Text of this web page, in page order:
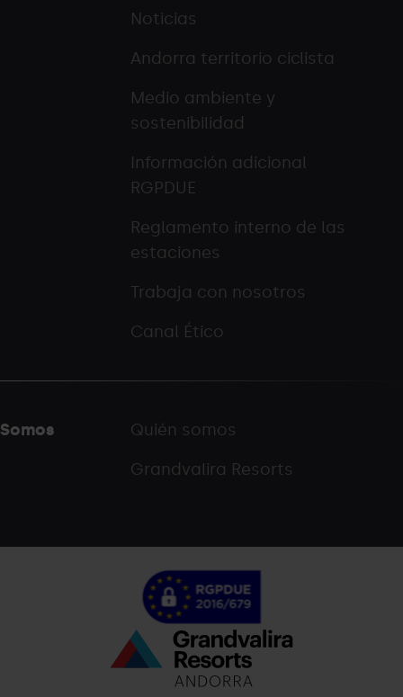
Noticias
Andorra territorio ciclista
Medio ambiente y
sostenibilidad
Información adicional
RGPDUE
Reglamento interno de las
estaciones
Trabaja con nosotros
Canal Ético
Somos
Quién somos
Grandvalira Resorts